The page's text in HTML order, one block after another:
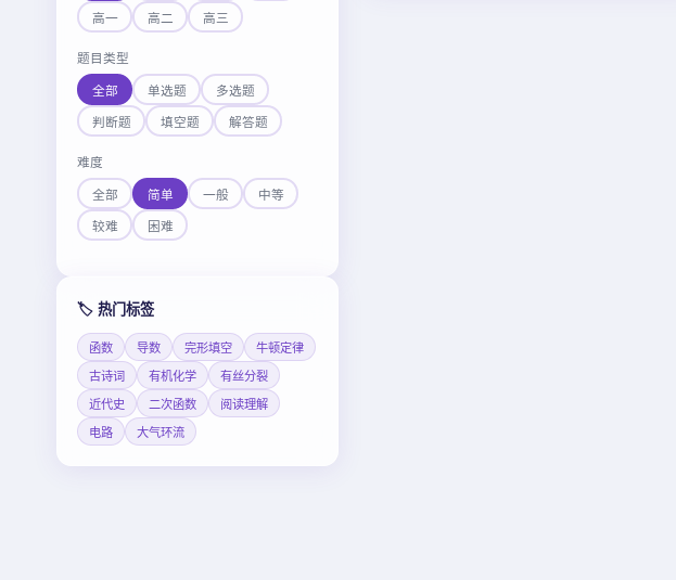
高一
高二 高三
题目类型
全部
单选题
多选题
判断题
填空题 解答题
难度
全部
简单 一般
中等
较难
困难
🏷️ 热门标签
函数 导数 完形填空
牛顿定律
古诗词
有机化学
有丝分裂
近代史
二次函数
阅读理解
电路
大气环流